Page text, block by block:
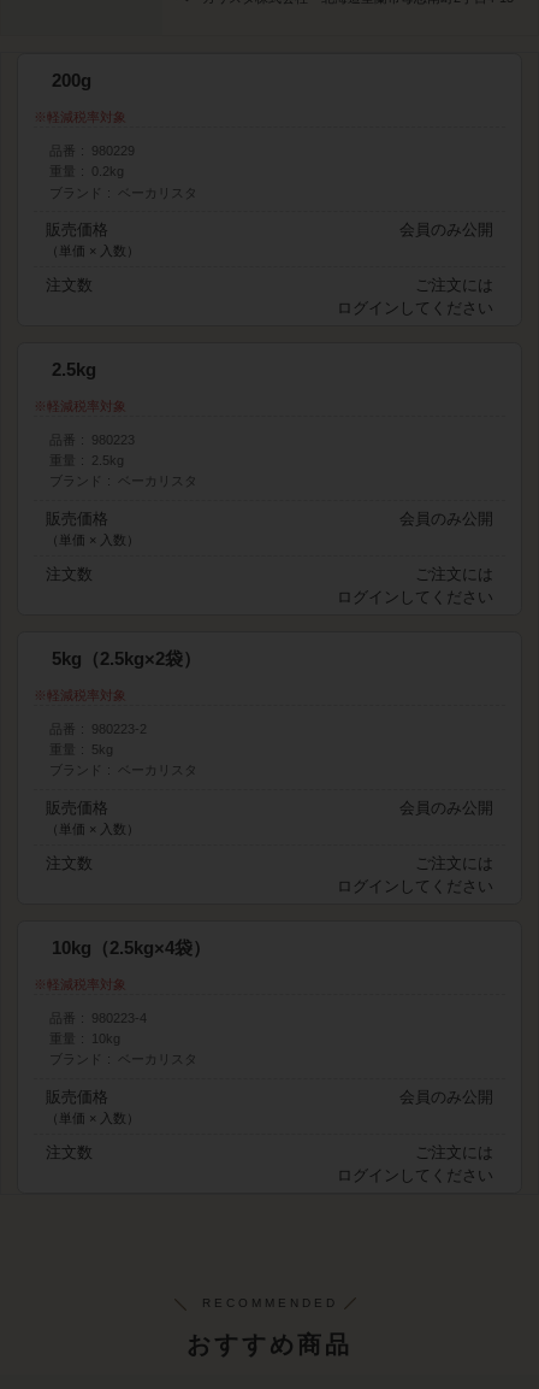
200g
軽減税率対象
品番
980229
0.2kg
ブランド
ベーカリスタ
販売価格
（単価 × 入数）
会員のみ公開
注文数
ご注文には
ログイン してください
2.5kg
軽減税率対象
品番
980223
2.5kg
ブランド
ベーカリスタ
販売価格
（単価 × 入数）
会員のみ公開
注文数
ご注文には
ログイン してください
5kg（2.5kg×2袋）
軽減税率対象
品番
980223-2
5kg
ブランド
ベーカリスタ
販売価格
（単価 × 入数）
会員のみ公開
注文数
ご注文には
ログイン してください
10kg（2.5kg×4袋）
軽減税率対象
品番
980223-4
10kg
ブランド
ベーカリスタ
販売価格
（単価 × 入数）
会員のみ公開
注文数
ご注文には
ログイン してください
おすすめ商品